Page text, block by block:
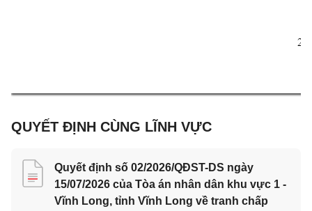
2
QUYẾT ĐỊNH CÙNG LĨNH VỰC
Quyết định số 02/2026/QĐST-DS ngày
15/07/2026 của Tòa án nhân dân khu vực 1 -
Vĩnh Long, tỉnh Vĩnh Long về tranh chấp